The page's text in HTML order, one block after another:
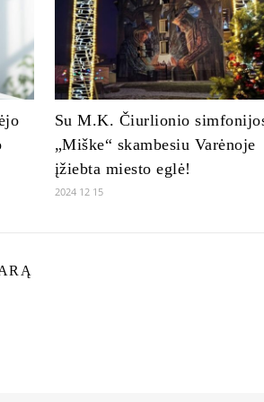
Su M.K. Čiurlionio
„Miške“ skambesiu Varėnoje
įžiebta miesto eglė!
2024 12 15